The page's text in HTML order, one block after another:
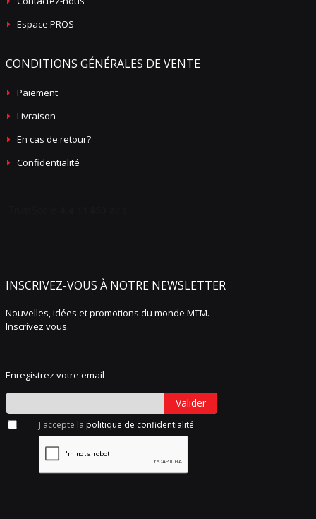
Espace PROS
CONDITIONS GÉNÉRALES DE VENTE
Paiement
Livraison
En cas de retour?
Confidentialité
INSCRIVEZ-VOUS À NOTRE NEWSLETTER
Nouvelles, idées et promotions du monde MTM.
Inscrivez vous.
Enregistrez votre email
Valider
J'accepte la politique de confidentialité